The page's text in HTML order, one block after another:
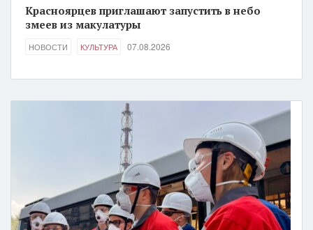
Красноярцев приглашают запустить в небо
змеев из макулатуры
НОВОСТИ КУЛЬТУРА 07.08.2026